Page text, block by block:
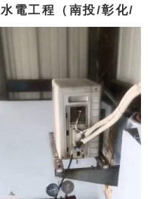
水電工程（南投/彰化/
台中)